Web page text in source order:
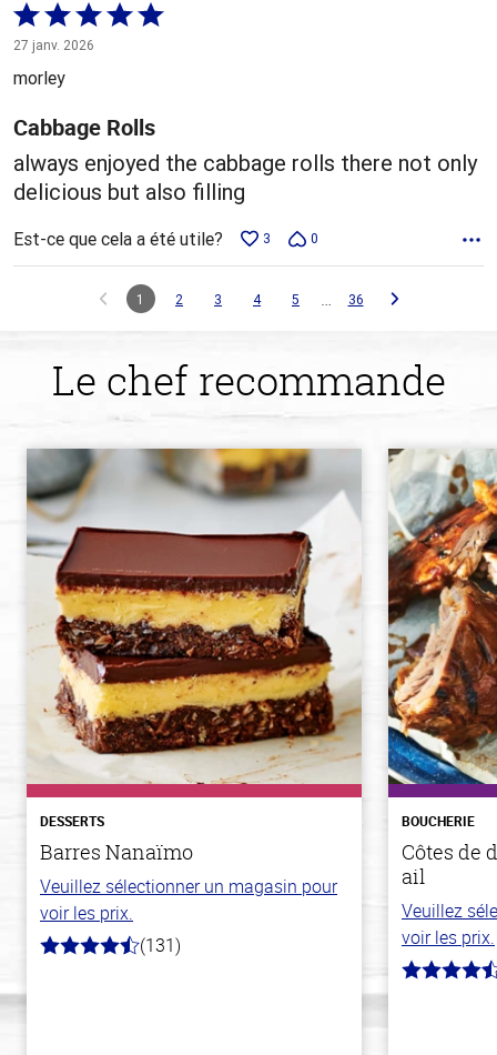
Coté
5 sur
27 janv. 2026
morley
Cabbage Rolls
always enjoyed the cabbage rolls there not only
delicious but also filling
Est-ce que cela a été utile? 3 0
1 2 3 4 5 … 36
Le chef recommande
DESSERTS
Barres Nanaïmo
Veuillez sélectionner un magasin pour
voir les prix.
4.4
(131)
BOUCHERIE
Côtes de
ail
Veuillez
voir les prix.
4.8